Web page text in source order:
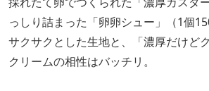
っしり詰まった「卵卵シュー」（1個
サクサクとした生地と、「濃厚だけど
クリームの相性はバッチリ。